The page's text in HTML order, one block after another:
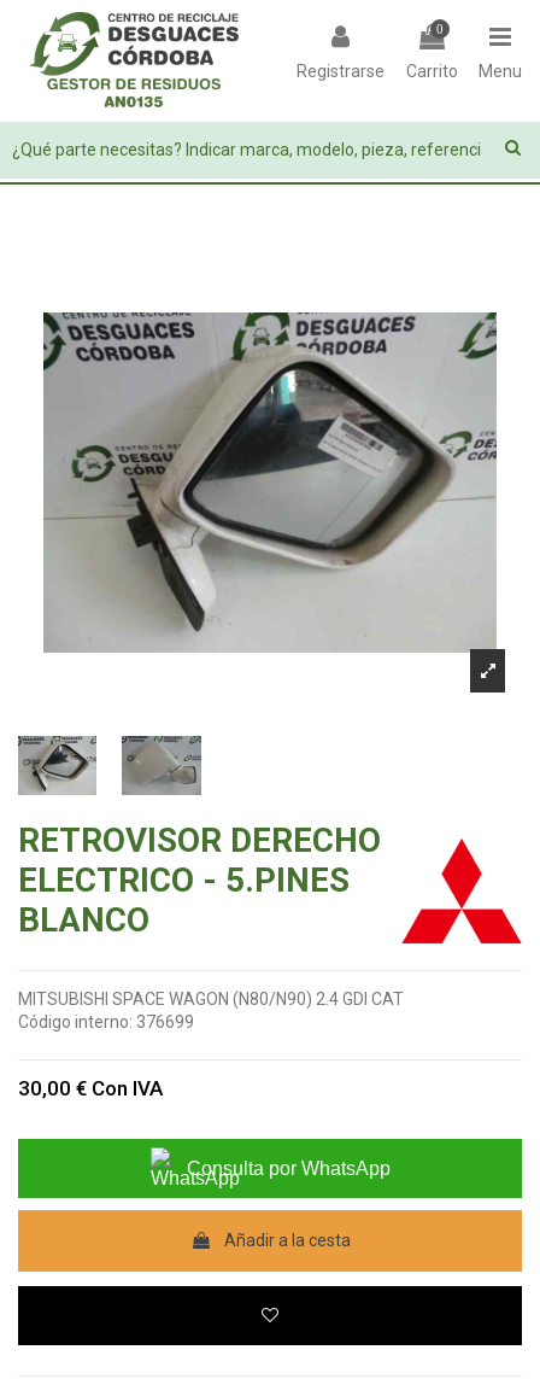
Registrarse
0
Carrito Menu
RETROVISOR DERECHO
ELECTRICO - 5.PINES
BLANCO
MITSUBISHI SPACE WAGON (N80/N90) 2.4 GDI CAT
Código interno: 376699
30,00 € Con IVA
Consulta por WhatsApp
Añadir a la cesta